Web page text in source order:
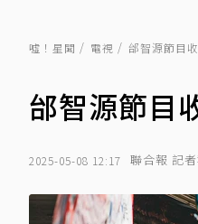
噓！星聞 電視 邰智源節目
邰智源節目
2025-05-08 12:17 聯合報 記